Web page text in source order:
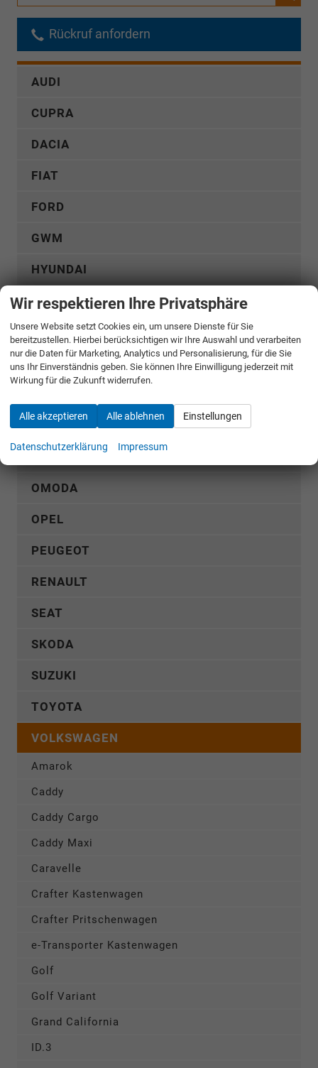
Rückruf anfordern
AUDI
CUPRA
DACIA
FIAT
FORD
GWM
HYUNDAI
KGM
KIA
MERCEDES-BENZ
MITSUBISHI
OMODA
OPEL
PEUGEOT
RENAULT
SEAT
SKODA
SUZUKI
TOYOTA
VOLKSWAGEN
Amarok
Caddy
Caddy Cargo
Caddy Maxi
Caravelle
Crafter Kastenwagen
Crafter Pritschenwagen
e-Transporter Kastenwagen
Golf
Golf Variant
Grand California
ID.3
Wir respektieren Ihre Privatsphäre
Unsere Website setzt Cookies ein, um unsere Dienste für Sie
bereitzustellen. Hierbei berücksichtigen wir Ihre Auswahl und verarbeiten
nur die Daten für Marketing, Analytics und Personalisierung, für die Sie
uns Ihr Einverständnis geben. Sie können Ihre Einwilligung jederzeit mit
Wirkung für die Zukunft widerrufen.
Alle akzeptieren Alle ablehnen Einstellungen
Datenschutzerklärung Impressum